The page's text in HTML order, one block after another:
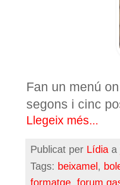
Fan un menú
segons i cinc
Llegeix més...
Publicat per Lídia a
Tags: beixamel ,
formatge forum